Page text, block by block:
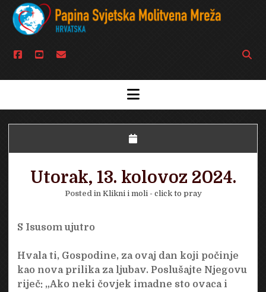
facebook
youtubeemail
Open
bar
open
menu
Utorak, 13. kolovoz 2024.
Posted in Klikni i moli - click to pray
S Isusom ujutro
Hvala ti, Gospodine, za ovaj dan koji počinje
kao nova prilika za ljubav. Poslušajte Njegovu
riječ: „Ako neki čovjek imadne sto ovaca i